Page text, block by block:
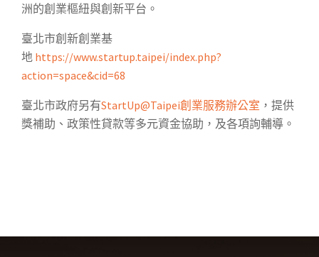
洲的創業樞紐與創新平台。
臺北市創新創業基
地 https://www.startup.taipei/index.php?
action=space&cid=68
臺北市政府另有StartUp@Taipei創業服務辦公室 ，提供
獎補助、政策性貸款等多元資金協助，及各項詢輔導。